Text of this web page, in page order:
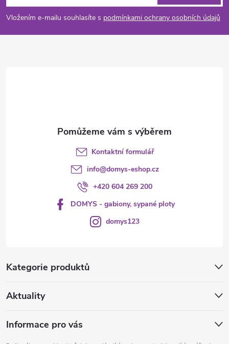
p
a
Vložením e-mailu souhlasíte s podmínkami ochrany osobních údajů
Kategorie produktů
Aktuality
Informace pro vás
Kontaktní formulář
info@domys-eshop.cz
+420 604 269 200
DOMYS - gabiony, sypané ploty
domys123